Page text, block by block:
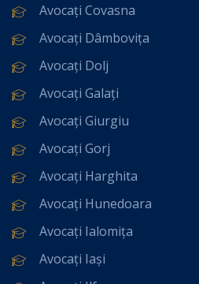
Avocați Covasna
Avocați Dâmbovița
Avocați Dolj
Avocați Galați
Avocați Giurgiu
Avocați Gorj
Avocați Harghita
Avocați Hunedoara
Avocați Ialomița
Avocați Iași